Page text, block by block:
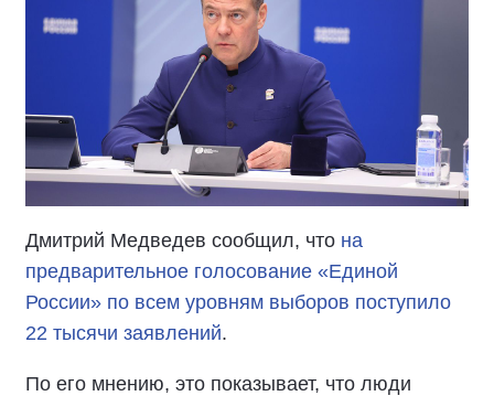
Дмитрий Медведев сообщил, что на
предварительное голосование «Единой
России» по всем уровням выборов поступило
22 тысячи заявлений.
По его мнению, это показывает, что люди